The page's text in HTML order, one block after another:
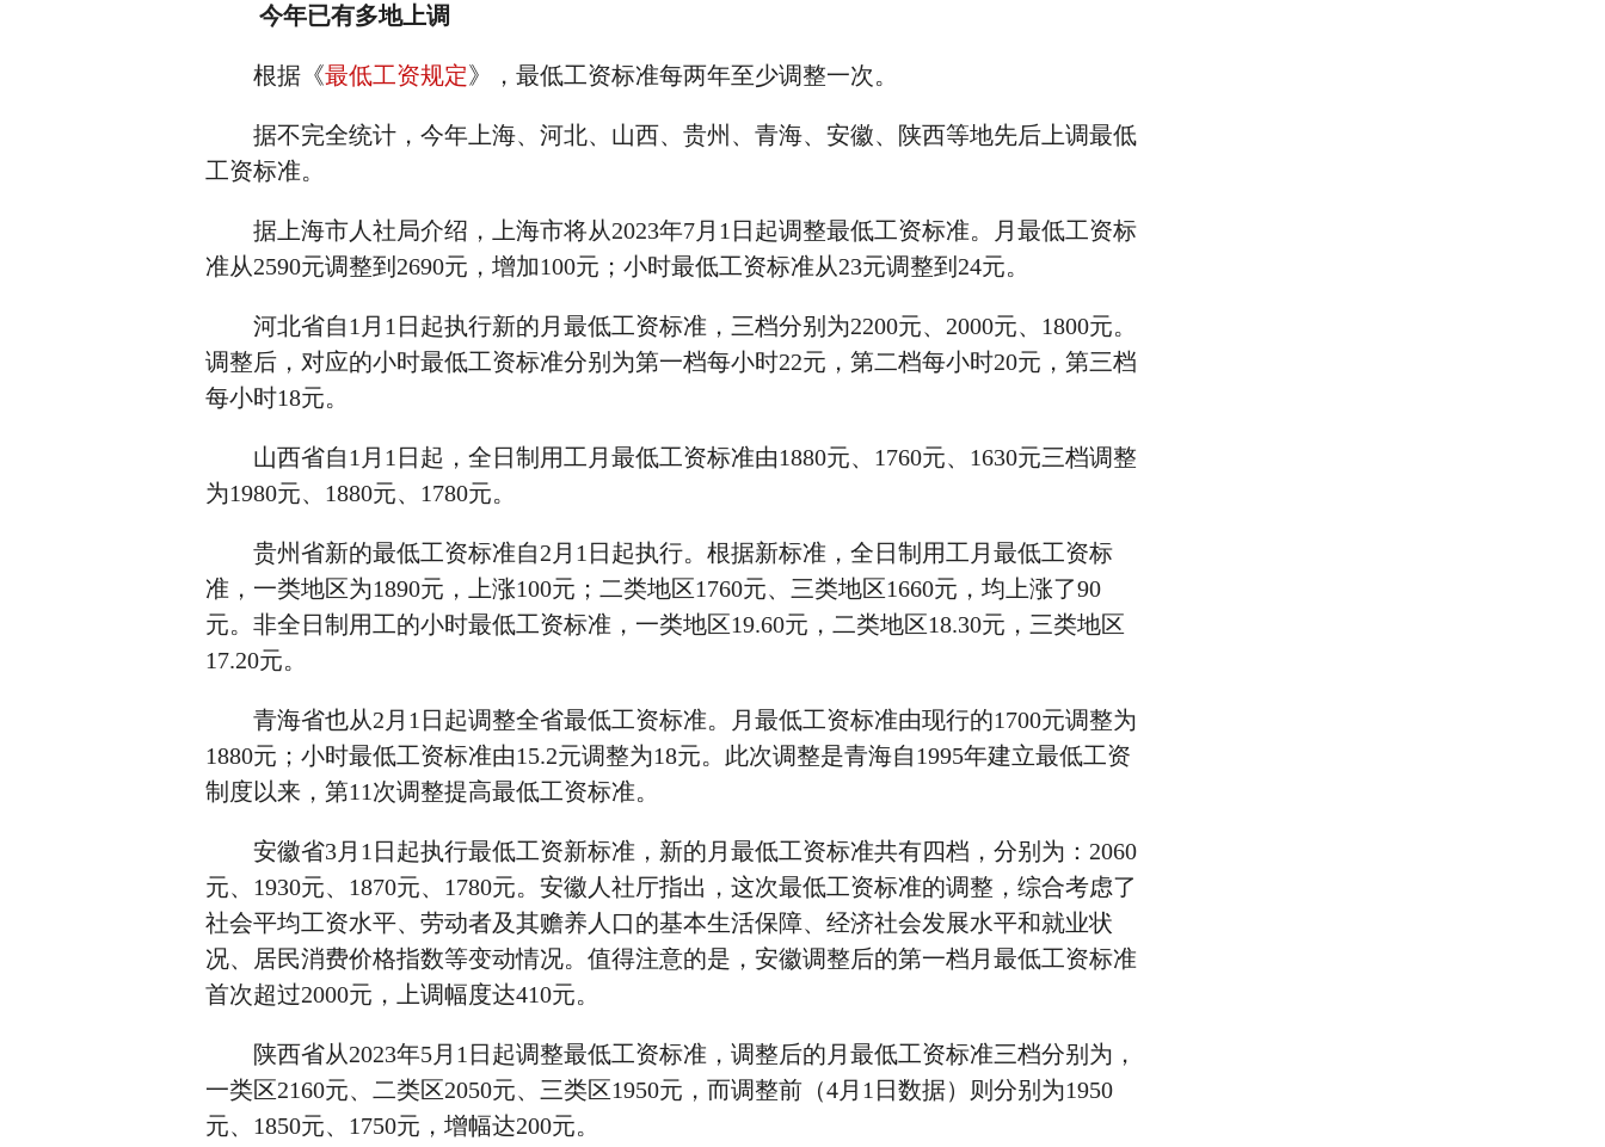
今年已有多地上调
根据《最低工资规定》，最低工资标准每两年至少调整一次。
据不完全统计，今年上海、河北、山西、贵州、青海、安徽、陕西等地先后上调最低
工资标准。
据上海市人社局介绍，上海市将从2023年7月1日起调整最低工资标准。月最低工资标
准从2590元调整到2690元，增加100元；小时最低工资标准从23元调整到24元。
河北省自1月1日起执行新的月最低工资标准，三档分别为2200元、2000元、1800元。
调整后，对应的小时最低工资标准分别为第一档每小时22元，第二档每小时20元，第三档
每小时18元。
山西省自1月1日起，全日制用工月最低工资标准由1880元、1760元、1630元三档调整
为1980元、1880元、1780元。
贵州省新的最低工资标准自2月1日起执行。根据新标准，全日制用工月最低工资标
准，一类地区为1890元，上涨100元；二类地区1760元、三类地区1660元，均上涨了90
元。非全日制用工的小时最低工资标准，一类地区19.60元，二类地区18.30元，三类地区
17.20元。
青海省也从2月1日起调整全省最低工资标准。月最低工资标准由现行的1700元调整为
1880元；小时最低工资标准由15.2元调整为18元。此次调整是青海自1995年建立最低工资
制度以来，第11次调整提高最低工资标准。
安徽省3月1日起执行最低工资新标准，新的月最低工资标准共有四档，分别为：2060
元、1930元、1870元、1780元。安徽人社厅指出，这次最低工资标准的调整，综合考虑了
社会平均工资水平、劳动者及其赡养人口的基本生活保障、经济社会发展水平和就业状
况、居民消费价格指数等变动情况。值得注意的是，安徽调整后的第一档月最低工资标准
首次超过2000元，上调幅度达410元。
陕西省从2023年5月1日起调整最低工资标准，调整后的月最低工资标准三档分别为，
一类区2160元、二类区2050元、三类区1950元，而调整前（4月1日数据）则分别为1950
元、1850元、1750元，增幅达200元。